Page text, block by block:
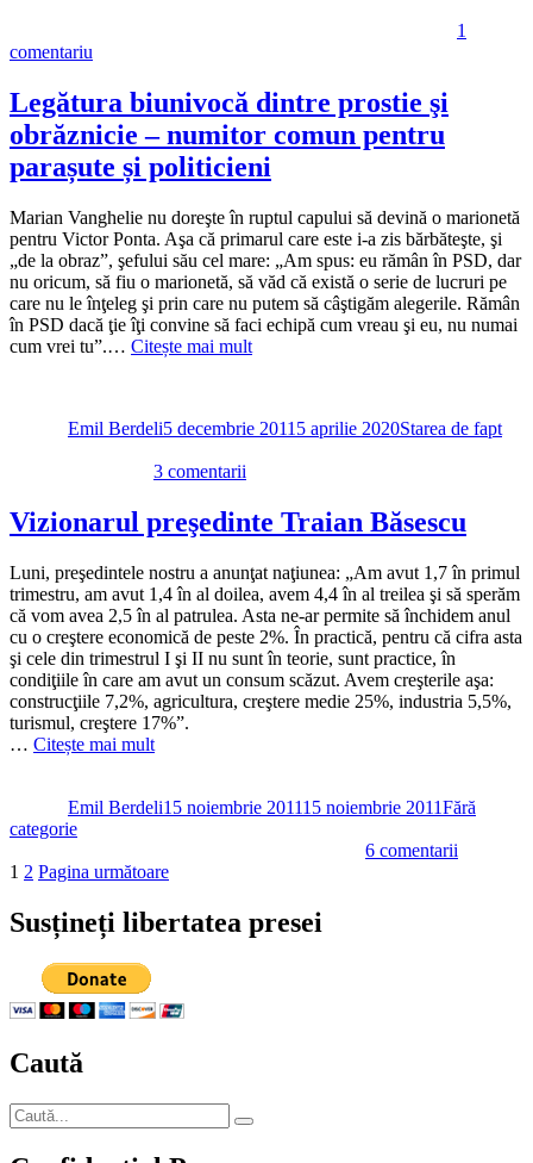
1
comentariu
ucigaşului
Vlădan
şi
învăţăturile
şefului
Române
legate
de
libertatea
de-
a
trage
Legătura biunivocă dintre prostie şi
obrăznicie – numitor comun pentru
parașute și politicieni
Marian Vanghelie nu doreşte în ruptul capului să devină o marionetă
pentru Victor Ponta. Aşa că primarul care este i-a zis bărbăteşte, şi
„de la obraz”, şefului său cel mare: „Am spus: eu rămân în PSD, dar
nu oricum, să fiu o marionetă, să văd că există o serie de lucruri pe
care nu le înţeleg şi prin care nu putem să câştigăm alegerile. Rămân
în PSD dacă ţie îţi convine să faci echipă cum vreau şi eu, nu numai
cum vrei tu”.… Citește mai mult
Emil Berdeli5 decembrie 2011 5 aprilie 2020Starea de fapt
3 comentarii
biunivocă
dintre
şi
obrăznicie
–
numitor
comun
pentru
parașute
Vizionarul preşedinte Traian Băsescu
Luni, preşedintele nostru a anunţat naţiunea: „Am avut 1,7 în primul
trimestru, am avut 1,4 în al doilea, avem 4,4 în al treilea şi să sperăm
că vom avea 2,5 în al patrulea. Asta ne-ar permite să închidem anul
cu o creştere economică de peste 2%. În practică, pentru că cifra asta
şi cele din trimestrul I şi II nu sunt în teorie, sunt practice, în
condiţiile în care am avut un consum scăzut. Avem creşterile aşa:
construcţiile 7,2%, agricultura, creştere medie 25%, industria 5,5%,
turismul, creştere 17%”.
… Citește mai mult
Emil Berdeli15 noiembrie 201115 noiembrie 2011Fără
categorie
6 comentarii
Paginație
articole
Pagină
1 Pagină
2 Pagina următoare
Susțineți libertatea presei
Caută
Caută
după:
Căutare